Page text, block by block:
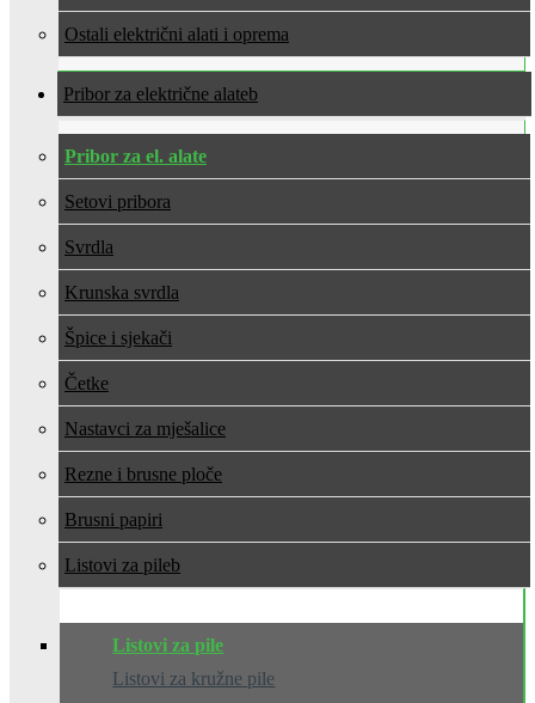
Ostali električni alati i oprema
Pribor za električne alate
Pribor za el. alate
Setovi pribora
Svrdla
Krunska svrdla
Špice i sjekači
Četke
Nastavci za mješalice
Rezne i brusne ploče
Brusni papiri
Listovi za pile
Listovi za pile
Listovi za kružne pile